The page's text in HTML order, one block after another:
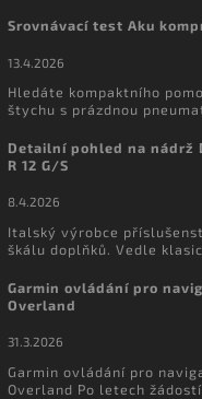
Srovnávací test Aku
13.4.2026
Hledáte kompaktního
štychu s prázdnou
Detailní pohled na nádrž
R 12 G/S
8.4.2026
Italský výrobce
škálu doplňků. Vedle
Garmin ovládání pro
Overland
31.3.2026
Garmin ovládání pro
Overland Po letech